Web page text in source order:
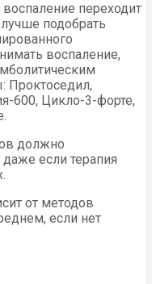
переходит
подобрать
воспаление,
Проктоседил,
600, Цикло-3-форте,
должно
если терапия
от методов
если нет